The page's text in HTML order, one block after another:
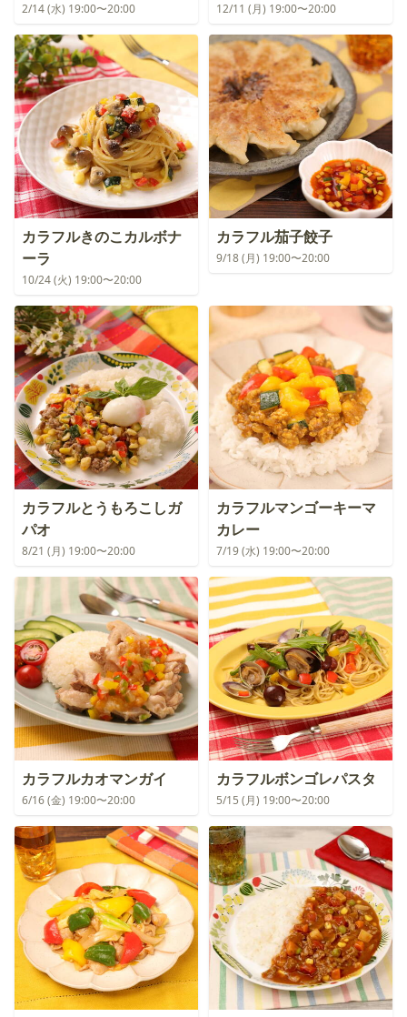
2/14 (水) 19:00〜20:00 12/11 (月) 19:00〜20:00
カラフルきのこカルボナ
ーラ
10/24 (火) 19:00〜20:00
カラフル茄子餃子
9/18 (月) 19:00〜20:00
カラフルとうもろこしガ
パオ
8/21 (月) 19:00〜20:00
カラフルマンゴーキーマ
カレー
7/19 (水) 19:00〜20:00
カラフルカオマンガイ
6/16 (金) 19:00〜20:00
カラフルボンゴレパスタ
5/15 (月) 19:00〜20:00